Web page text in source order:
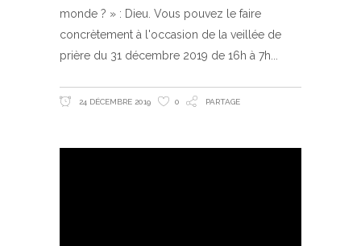
monde ? » : Dieu. Vous pouvez le faire
concrètement à l'occasion de la veillée de
prière du 31 décembre 2019 de 16h à 7h
24 DÉCEMBRE 2019 0 PARTAGE